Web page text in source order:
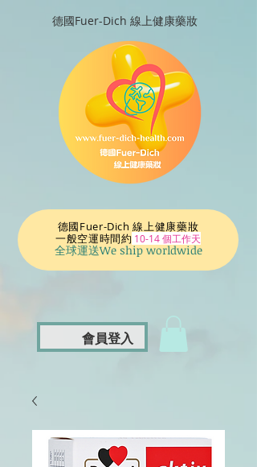
德國Fuer-Dich 線上健康藥妝
德國Fuer-Dich 線上健康藥妝
一般空運時間約 10-14 個工作天
全球運送We ship worldwide
會員登入